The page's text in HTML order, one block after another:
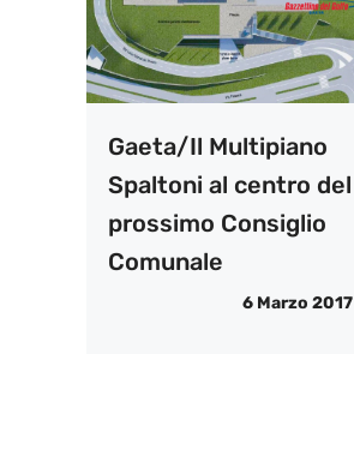
Gaeta/Il Multipiano
Spaltoni al centro del
prossimo Consiglio
Comunale
6 Marzo 2017